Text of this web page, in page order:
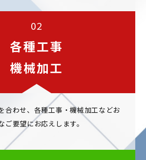
02
各種工事
機械加工
合わせ、各種工事・機械加工などお
ご要望にお応えします。